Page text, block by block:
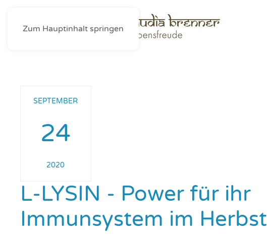
Zum Hauptinhalt springen
SEPTEMBER
24
2020
L-LYSIN - Power für ihr
Immunsystem im Herbst